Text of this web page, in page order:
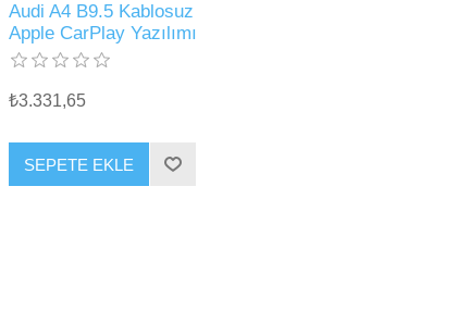
Audi A4 B9.5 Kablosuz
Apple CarPlay Yazılımı
₺3.331,65
SEPETE EKLE